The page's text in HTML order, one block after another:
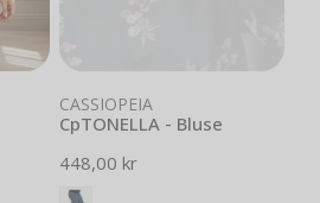
Vælg muligheder
CASSIOPEIA
CpTONELLA - Bluse
Normal
pris
448,00 kr